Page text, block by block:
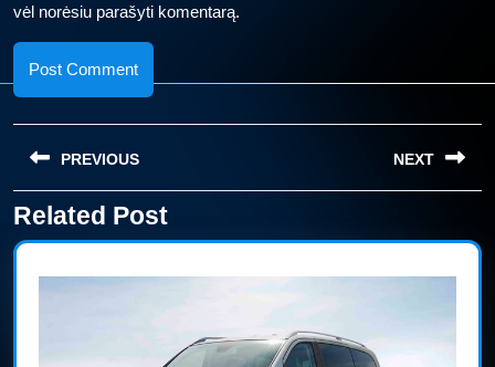
vėl norėsiu parašyti komentarą.
Navigacija
tarp
įrašų
PREVIOUS
Previous
post:
NEXT
post:
Related Post